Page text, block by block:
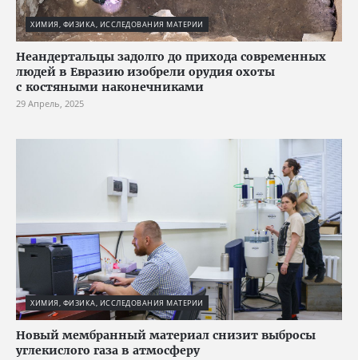
ХИМИЯ, ФИЗИКА, ИССЛЕДОВАНИЯ МАТЕРИИ
Неандертальцы задолго до прихода современных
людей в Евразию изобрели орудия охоты
с костяными наконечниками
29 Апрель, 2025
ХИМИЯ, ФИЗИКА, ИССЛЕДОВАНИЯ МАТЕРИИ
Новый мембранный материал снизит выбросы
углекислого газа в атмосферу